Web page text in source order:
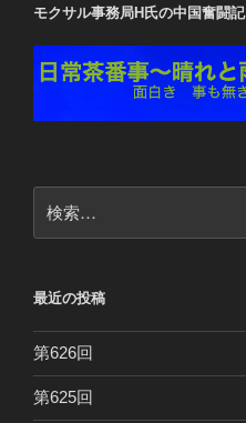
モクサル事務局H氏の中国奮闘記
索:
最近の投稿
第626回
第625回